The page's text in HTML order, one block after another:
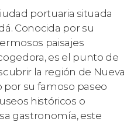
portuaria situada
Conocida por su
paisajes
es el punto de
la región de Nueva
por su famoso paseo
históricos o
gastronomía, este